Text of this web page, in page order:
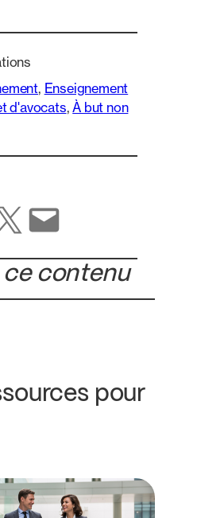
, Enseignement
d'avocats, À but non
sur X Partager par e-mail
contenu
pour